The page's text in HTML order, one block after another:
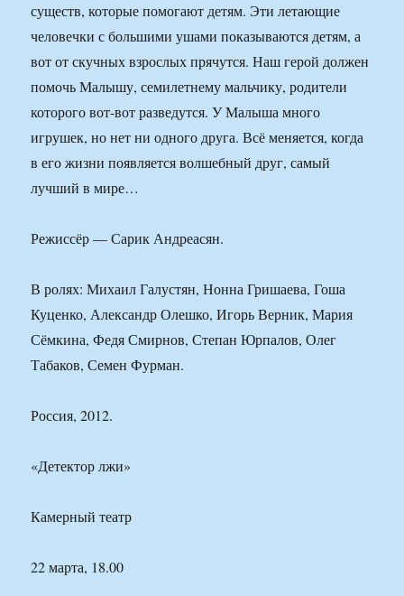
существ, которые помогают детям. Эти летающие
человечки с большими ушами показываются детям, а
вот от скучных взрослых прячутся. Наш герой должен
помочь Малышу, семилетнему мальчику, родители
которого вот-вот разведутся. У Малыша много
игрушек, но нет ни одного друга. Всё меняется, когда
в его жизни появляется волшебный друг, самый
лучший в мире…
Режиссёр — Сарик Андреасян.
В ролях: Михаил Галустян, Нонна Гришаева, Гоша
Куценко, Александр Олешко, Игорь Верник, Мария
Сёмкина, Федя Смирнов, Степан Юрпалов, Олег
Табаков, Семен Фурман.
Россия, 2012.
«Детектор лжи»
Камерный театр
22 марта, 18.00